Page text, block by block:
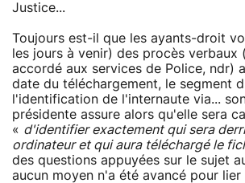
Justice...
Toujours est-il que les ayants-droit
les jours à venir) des procès verbaux
accordé aux services de Police, ndr)
date du téléchargement, le segment
l'identification de l'internaute via...
présidente assure alors qu'elle sera
« d'identifier exactement qui sera
ordinateur et qui aura téléchargé le
des questions appuyées sur le sujet
aucun moyen n'a été avancé pour lier